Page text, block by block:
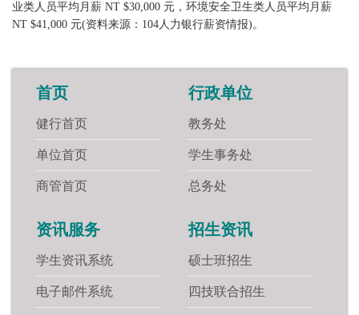
业类人员平均月薪 NT $30,000 元，环境安全卫生类人员平均月薪
NT $41,000 元(资料来源：104人力银行薪资情报)。
首页
健行首页
单位首页
商管首页
行政单位
教务处
学生事务处
总务处
资讯服务
学生资讯系统
电子邮件系统
招生资讯
硕士班招生
四技联合招生